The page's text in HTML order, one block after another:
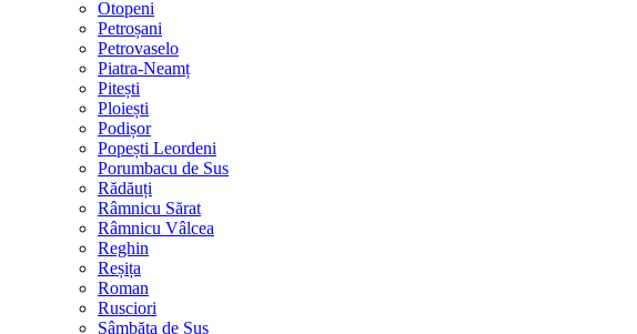
Otopeni
Petroșani
Petrovaselo
Piatra-Neamț
Pitești
Ploiești
Podișor
Popești Leordeni
Porumbacu de Sus
Rădăuți
Râmnicu Sărat
Râmnicu Vâlcea
Reghin
Reșița
Roman
Rusciori
Sâmbăta de Sus